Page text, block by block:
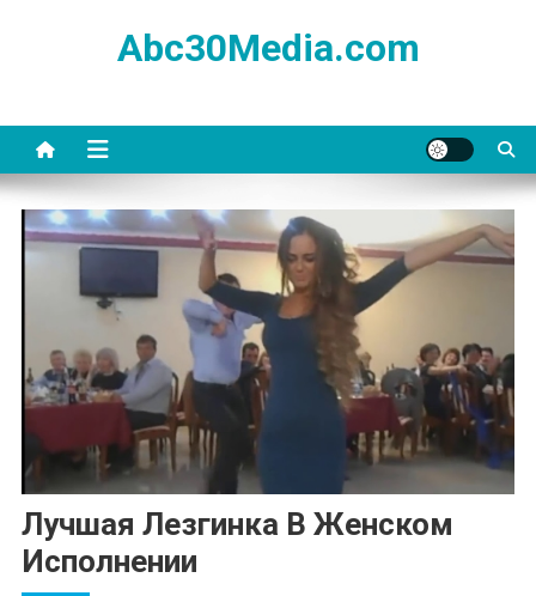
Abc30Media.com
Лучшая Лезгинка В Женском
Исполнении